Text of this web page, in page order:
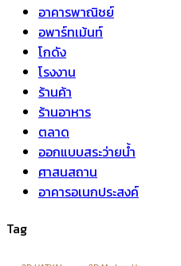
อาคารพาณิชย์
อพาร์ทเม้นท์
โกดัง
โรงงาน
ร้านค้า
ร้านอาหาร
ตลาด
ออกแบบสระว่ายน้ำ
ศาสนสถาน
อาคารอเนกประสงค์
Tag